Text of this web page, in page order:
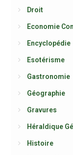
Droit
Economie
Encyclopédie
Esotérisme
Gastronomie
Géographie
Gravures
Héraldique
Histoire